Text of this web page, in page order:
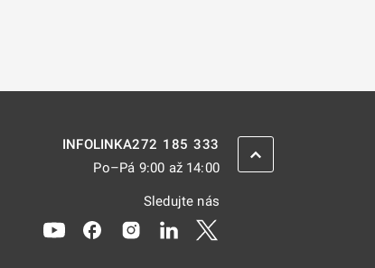
INFOLINKA272 185 333
Po–Pá 9:00 až 14:00
Sledujte nás
Odkaz se otevře na nové kartě
Odkaz se otevře na nové kartě
Odkaz se otevře na nové kartě
Odkaz se otevře na nové
ZPĚT NAHORU